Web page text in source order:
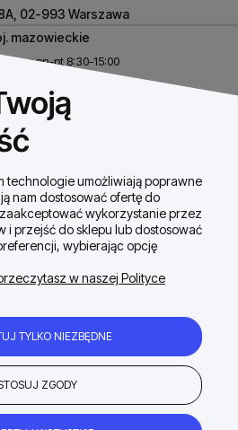
02-993 Warszawa
mazowieckie
w pn-pt 8:30-15:00
146926170
Kontakt
/ płatności
Regulamin
Firma
technologie umożliwiają poprawne
nam dostosować ofertę do
wykorzystanie przez
i przejść do sklepu lub dostosować
wybierając opcję
w naszej Polityce
TYLKO NIEZBĘDNE
ZGODY